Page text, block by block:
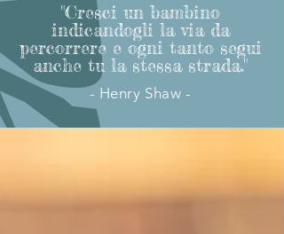
"Cresci un bambino
indicandogli la via da
percorrere e ogni tanto segui
anche tu la stessa strada."
- Henry Shaw -